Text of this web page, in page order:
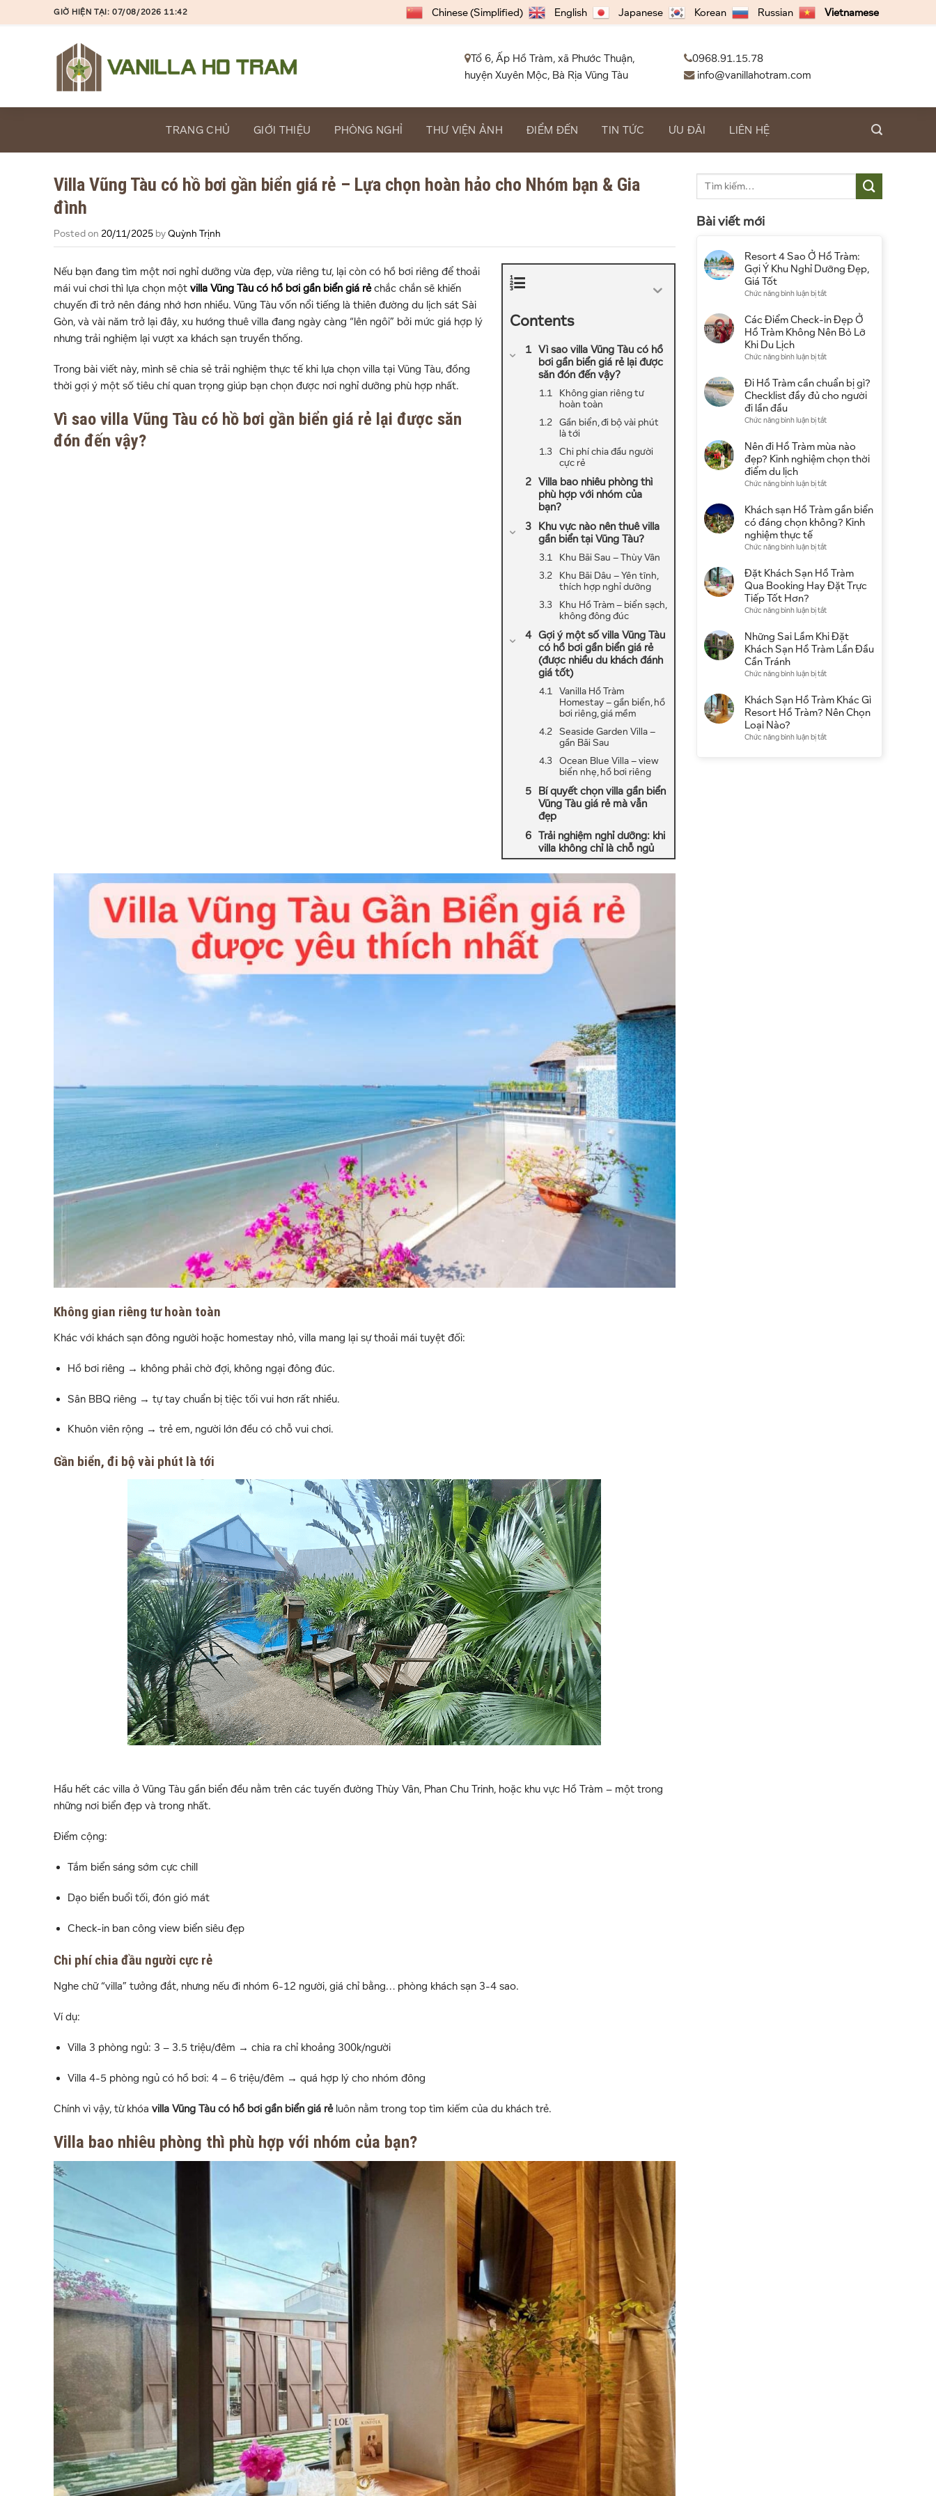
to
GIỜ HIỆN TẠI: 07/08/2026 11:42 Chinese (Simplified) English Japanese Korean Russian Vietnamese
Tổ 6, Ấp Hồ Tràm, xã Phước Thuận,
huyện Xuyên Mộc, Bà Rịa Vũng Tàu
0968.91.15.78
info@vanillahotram.com
TRANG CHỦ GIỚI THIỆU PHÒNG NGHỈ THƯ VIỆN ẢNH ĐIỂM ĐẾN TIN TỨC ƯU ĐÃI LIÊN HỆ
Villa Vũng Tàu có hồ bơi gần biển giá rẻ – Lựa chọn hoàn hảo cho Nhóm bạn & Gia
đình
Posted on 20/11/2025 byQuỳnh Trịnh
Contents
Vì sao villa Vũng Tàu có hồ
bơi gần biển giá rẻ lại được
săn đón đến vậy?
Không gian riêng tư
hoàn toàn
Gần biển, đi bộ vài phút
là tới
Chi phí chia đầu người
cực rẻ
Villa bao nhiêu phòng thì
phù hợp với nhóm của
bạn?
Khu vực nào nên thuê villa
gần biển tại Vũng Tàu?
Khu Bãi Sau – Thùy Vân
Khu Bãi Dâu – Yên tĩnh,
thích hợp nghỉ dưỡng
Khu Hồ Tràm – biển sạch,
không đông đúc
Gợi ý một số villa Vũng Tàu
có hồ bơi gần biển giá rẻ
(được nhiều du khách đánh
giá tốt)
Vanilla Hồ Tràm
Homestay – gần biển, hồ
bơi riêng, giá mềm
Seaside Garden Villa –
gần Bãi Sau
Ocean Blue Villa – view
biển nhẹ, hồ bơi riêng
Bí quyết chọn villa gần biển
Vũng Tàu giá rẻ mà vẫn
đẹp
Trải nghiệm nghỉ dưỡng: khi
villa không chỉ là chỗ ngủ
Nếu bạn đang tìm một nơi nghỉ dưỡng vừa đẹp, vừa riêng tư, lại còn có hồ bơi riêng để thoải
mái vui chơi thì lựa chọn một villa Vũng Tàu có hồ bơi gần biển giá rẻchắc chắn sẽ khiến
chuyến đi trở nên đáng nhớ hơn nhiều. Vũng Tàu vốn nổi tiếng là thiên đường du lịch sát Sài
Gòn, và vài năm trở lại đây, xu hướng thuê villa đang ngày càng “lên ngôi” bởi mức giá hợp lý
nhưng trải nghiệm lại vượt xa khách sạn truyền thống.
Trong bài viết này, mình sẽ chia sẻ trải nghiệm thực tế khi lựa chọn villa tại Vũng Tàu, đồng
thời gợi ý một số tiêu chí quan trọng giúp bạn chọn được nơi nghỉ dưỡng phù hợp nhất.
Vì sao villa Vũng Tàu có hồ bơi gần biển giá rẻ lại được săn
đón đến vậy?
Không gian riêng tư hoàn toàn
Khác với khách sạn đông người hoặc homestay nhỏ, villa mang lại sự thoải mái tuyệt đối:
Hồ bơi riêng → không phải chờ đợi, không ngại đông đúc.
Sân BBQ riêng → tự tay chuẩn bị tiệc tối vui hơn rất nhiều.
Khuôn viên rộng → trẻ em, người lớn đều có chỗ vui chơi.
Gần biển, đi bộ vài phút là tới
Hầu hết các villa ở Vũng Tàu gần biển đều nằm trên các tuyến đường Thùy Vân, Phan Chu Trinh, hoặc khu vực Hồ Tràm – một trong
những nơi biển đẹp và trong nhất.
Điểm cộng:
Tắm biển sáng sớm cực chill
Dạo biển buổi tối, đón gió mát
Check-in ban công view biển siêu đẹp
Chi phí chia đầu người cực rẻ
Nghe chữ “villa” tưởng đắt, nhưng nếu đi nhóm 6-12 người, giá chỉ bằng… phòng khách sạn 3-4 sao.
Ví dụ:
Villa 3 phòng ngủ: 3 – 3.5 triệu/đêm → chia ra chỉ khoảng 300k/người
Villa 4-5 phòng ngủ có hồ bơi: 4 – 6 triệu/đêm → quá hợp lý cho nhóm đông
Chính vì vậy, từ khóa villa Vũng Tàu có hồ bơi gần biển giá rẻluôn nằm trong top tìm kiếm của du khách trẻ.
Villa bao nhiêu phòng thì phù hợp với nhóm của bạn?
Bài viết mới
Resort 4 Sao Ở Hồ Tràm:
Gợi Ý Khu Nghỉ Dưỡng Đẹp,
Giá Tốt
Chức năng bình luận bị tắtở
4
Sao
Gợi
Ý
Khu
Dưỡng
Giá
Tốt
Các Điểm Check-in Đẹp Ở
Hồ Tràm Không Nên Bỏ Lỡ
Khi Du Lịch
Chức năng bình luận bị tắtở
Điểm
Check-
Tràm
Không
Bỏ
Khi
Du
Đi Hồ Tràm cần chuẩn bị gì?
Checklist đầy đủ cho người
đi lần đầu
Chức năng bình luận bị tắtở
Hồ
Tràm
Checklist
đầy
cho
đi
lần
Nên đi Hồ Tràm mùa nào
đẹp? Kinh nghiệm chọn thời
điểm du lịch
Chức năng bình luận bị tắtở
đi
Tràm
đẹp?
Kinh
nghiệm
thời
du
lịch
Khách sạn Hồ Tràm gần biển
có đáng chọn không? Kinh
nghiệm thực tế
Chức năng bình luận bị tắtở
sạn
Hồ
Tràm
đáng
chọn
Kinh
thực
tế
Đặt Khách Sạn Hồ Tràm
Qua Booking Hay Đặt Trực
Tiếp Tốt Hơn?
Chức năng bình luận bị tắtở
Khách
Sạn
Hay
Đặt
Tiếp
Những Sai Lầm Khi Đặt
Khách Sạn Hồ Tràm Lần Đầu
Cần Tránh
Chức năng bình luận bị tắtở
Sai
Lầm
Khách Sạn Hồ Tràm Khác Gì
Resort Hồ Tràm? Nên Chọn
Loại Nào?
Chức năng bình luận bị tắtở